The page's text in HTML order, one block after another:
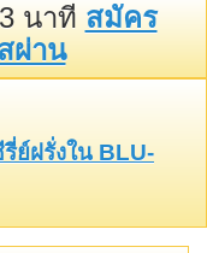
นาที สมัคร
ผ่าน
ย์ฝรั่งใน BLU-